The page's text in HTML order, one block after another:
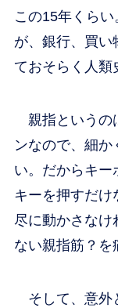
この15年くら
が、銀行、買い
ておそらく人類
親指というの
ンなので、細
い。だからキー
キーを押すだけ
尽に動かさなけ
ない親指筋？を
そして、意外